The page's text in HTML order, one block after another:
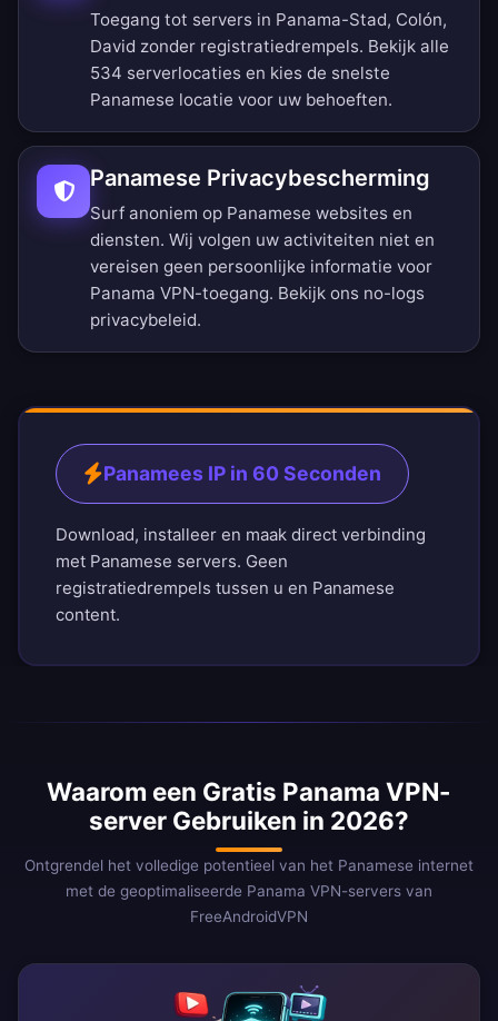
Toegang tot servers in Panama-Stad, Colón,
David zonder registratiedrempels. Bekijk alle
534 serverlocaties en kies de snelste
Panamese locatie voor uw behoeften.
Panamese Privacybescherming
Surf anoniem op Panamese websites en
diensten. Wij volgen uw activiteiten niet en
vereisen geen persoonlijke informatie voor
Panama VPN-toegang. Bekijk ons no-logs
privacybeleid.
Panamees IP in 60 Seconden
Download, installeer en maak direct verbinding
met Panamese servers. Geen
registratiedrempels tussen u en Panamese
content.
Waarom een Gratis Panama VPN-
server Gebruiken in 2026?
Ontgrendel het volledige potentieel van het Panamese internet
met de geoptimaliseerde Panama VPN-servers van
FreeAndroidVPN